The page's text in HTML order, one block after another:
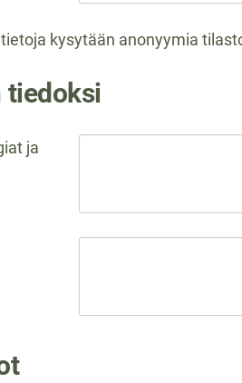
kysytään anonyymia
tiedoksi
ja